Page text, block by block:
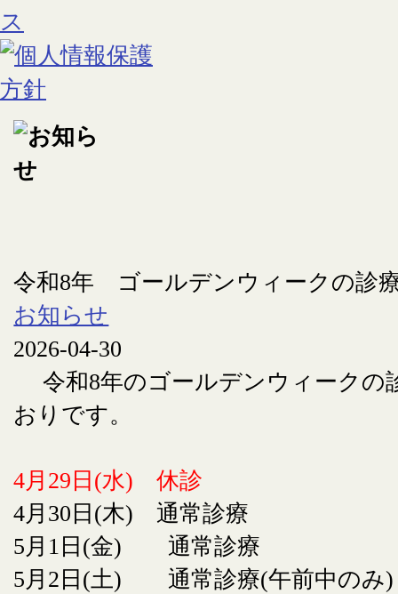
令和8年 ゴールデンウィークの診
お知らせ
2026-04-30
令和8年のゴールデンウィークの
おりです。
4月29日(水) 休診
4月30日(木) 通常診療
5月1日(金) 通常診療
5月2日(土) 通常診療(午前中のみ)